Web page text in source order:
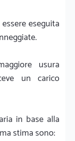
eseguita
usura
un carico
in base alla
stima sono: